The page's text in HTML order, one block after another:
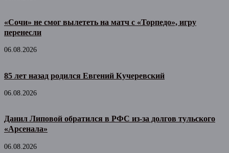
«Сочи» не смог вылететь на матч с «Торпедо», игру
перенесли
06.08.2026
85 лет назад родился Евгений Кучеревский
06.08.2026
Данил Липовой обратился в РФС из-за долгов тульского
«Арсенала»
06.08.2026